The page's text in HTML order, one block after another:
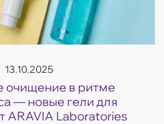
13.10.2025
очищение в ритме
— новые гели для
ARAVIA Laboratories